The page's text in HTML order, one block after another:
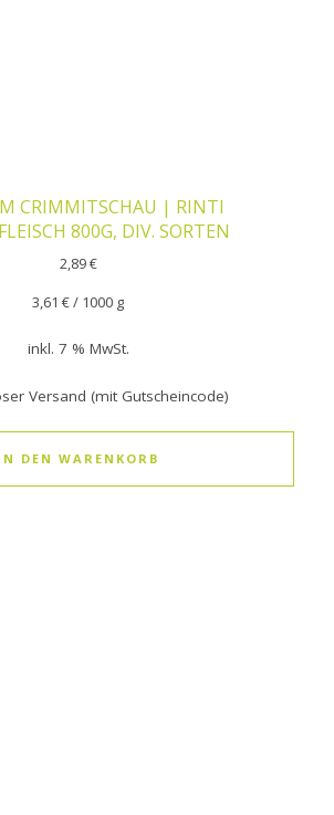
CRIMMITSCHAU | RINTI
800G, DIV. SORTEN
2,89€
3,61€/ 1000 g
inkl. 7 % MwSt.
Versand (mit Gutscheincode)
DEN WARENKORB